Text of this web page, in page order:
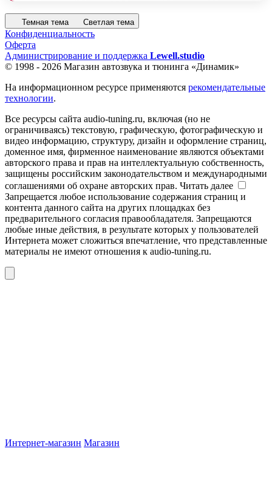
Темная тема Светлая тема
Конфиденциальность
Оферта
Администрирование и поддержка Lewell.studio
© 1998 - 2026 Магазин автозвука и тюнинга «Динамик»
На информационном ресурсе применяются рекомендательные
технологии.
Все ресурсы сайта audio-tuning.ru, включая (но не
ограничиваясь) текстовую, графическую, фотографическую и
видео информацию, структуру, дизайн и оформление страниц,
доменное имя, фирменное наименование являются объектами
авторского права и прав на интеллектуальную собственность,
защищены российским законодательством и международными
соглашениями об охране авторских прав. Читать далее
Запрещается любое использование содержания страниц и
контента данного сайта на других площадках без
предварительного согласия правообладателя. Запрещаются
любые иные действия, в результате которых у пользователей
Интернета может сложиться впечатление, что представленные
материалы не имеют отношения к audio-tuning.ru.
Интернет-магазин Магазин